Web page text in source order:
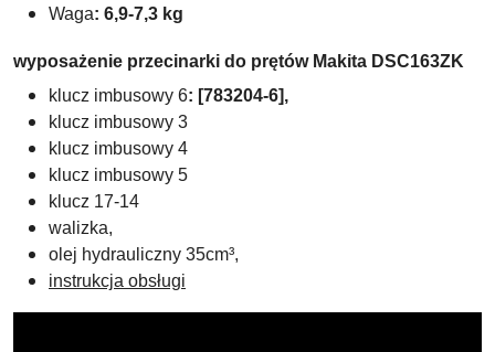
Waga: 6,9-7,3 kg
wyposażenie przecinarki do prętów Makita DSC163ZK
klucz imbusowy 6: [783204-6],
klucz imbusowy 3
klucz imbusowy 4
klucz imbusowy 5
klucz 17-14
walizka,
olej hydrauliczny 35cm³,
instrukcja obsługi